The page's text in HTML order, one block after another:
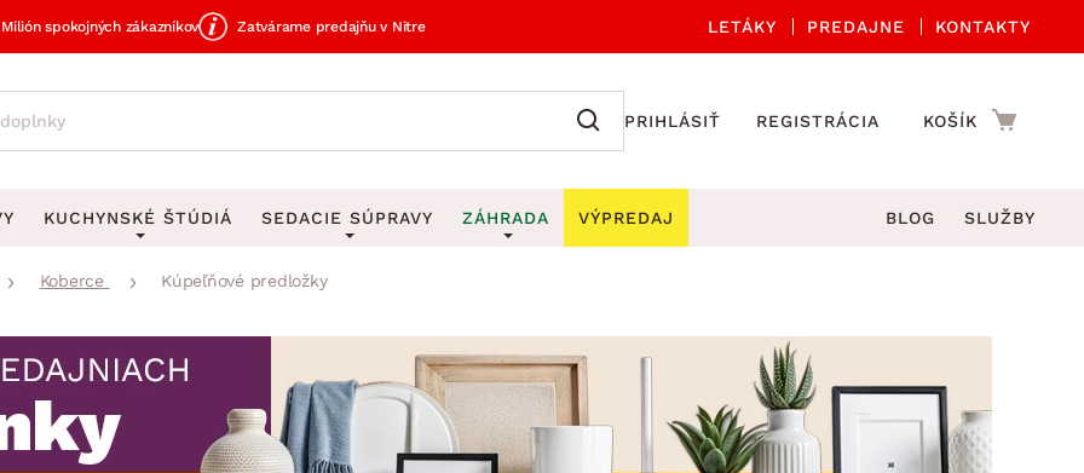
Milión spokojných zákazníkov Zatvárame predajňu v Nitre LETÁKY PREDAJNE KONTAKTY
PRIHLÁSIŤ REGISTRÁCIA KOŠÍK
DEKORÁCIE
Obrazy
Zrkadlá
Vešiaky na kľúče
Stojany na dáždniky
Stojany na noviny
Stojany na oblečenie
Kuchynské príslušenstvo
Kuchynské doplnky
Kúpeľňové doplnky
Záhradné doplnky
KUCHYNSKÉ ŠTÚDIÁ SEDACIE SÚPRAVY
Sedacie súpravy do U
Rohové sedacie súpravy
Sedacie súpravy 3-2-1
Sedacie súpravy na mieru
ZÁHRADA
Záhradné stoličky a kreslá
Záhradné lavice
Záhradné stoly
VÝPREDAJ BLOG SLUŽBY
Koberce Kúpeľňové predložky